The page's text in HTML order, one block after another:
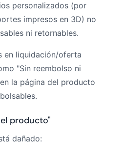
personalizados (por
impresos en 3D) no
ni retornables.
en liquidación/oferta
"Sin reembolso ni
la página del producto
producto"
dañado: